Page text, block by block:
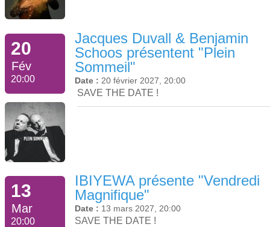
20
Fév
20:00
Jacques Duvall & Benjamin
Schoos présentent "Plein
Sommeil"
Date : 20 février 2027, 20:00
SAVE THE DATE !
13
Mar
20:00
IBIYEWA présente "Vendredi
Magnifique"
Date : 13 mars 2027, 20:00
SAVE THE DATE !